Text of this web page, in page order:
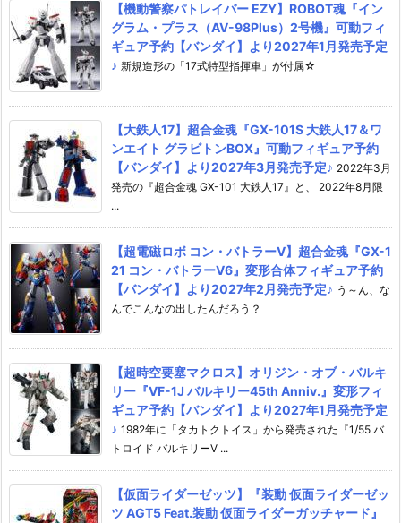
【機動警察パトレイバー EZY】ROBOT魂『イン
グラム・プラス（AV-98Plus）2号機』可動フィ
ギュア予約【バンダイ】より2027年1月発売予定
♪ 新規造形の「17式特型指揮車」が付属☆
【大鉄人17】超合金魂『GX-101S 大鉄人17＆ワ
ンエイト グラビトンBOX』可動フィギュア予約
【バンダイ】より2027年3月発売予定♪ 2022年3月
発売の『超合金魂 GX-101 大鉄人17』と、 2022年8月限
...
【超電磁ロボ コン・バトラーV】超合金魂『GX-1
21 コン・バトラーV6』変形合体フィギュア予約
【バンダイ】より2027年2月発売予定♪ う～ん、な
んでこんなの出したんだろう？
【超時空要塞マクロス】オリジン・オブ・バルキ
リー『VF-1J バルキリー45th Anniv.』変形フィ
ギュア予約【バンダイ】より2027年1月発売予定
♪ 1982年に「タカトクトイス」から発売された『1/55 バ
トロイド バルキリーV ...
【仮面ライダーゼッツ】『装動 仮面ライダーゼッ
ツ AGT5 Feat.装動 仮面ライダーガッチャード』